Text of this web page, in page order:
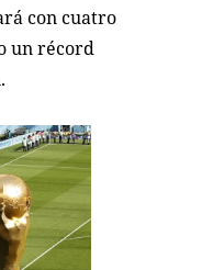
con cuatro
un récord